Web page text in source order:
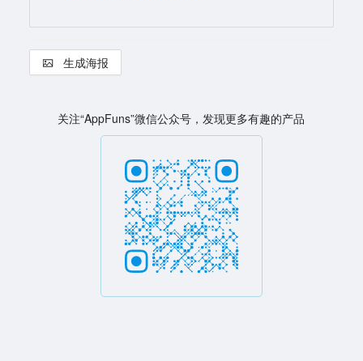
生成海报
关注“AppFuns”微信公众号，发现更多有趣的产品